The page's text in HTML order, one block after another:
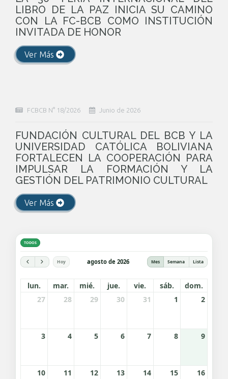
LIBRO DE LA PAZ INICIA SU CAMINO
CON LA FC-BCB COMO INSTITUCIÓN
INVITADA DE HONOR
Ver Más
FCBCB N° 18/2026 Junio de 2026
FUNDACIÓN CULTURAL DEL BCB Y LA
UNIVERSIDAD CATÓLICA BOLIVIANA
FORTALECEN LA COOPERACIÓN PARA
IMPULSAR LA FORMACIÓN Y LA
GESTIÓN DEL PATRIMONIO CULTURAL
Ver Más